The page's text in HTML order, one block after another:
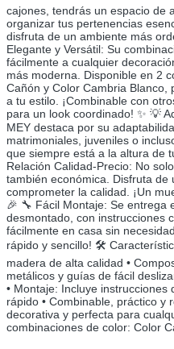
cajones, tendrás un espacio de
organizar tus pertenencias
disfruta de un ambiente más
Elegante y Versátil: Su
fácilmente a cualquier
más moderna. Disponible en 2
Cañón y Color Cambria Blanco,
a tu estilo. ¡Combinable con
para un look coordinado! ✨ 💡
MEY destaca por su
matrimoniales, juveniles o
que siempre está a la altura de
Relación Calidad-Precio: No
también económica. Disfruta de
comprometer la calidad. ¡Un
🎉 🔧 Fácil Montaje: Se entrega
desmontado, con instrucciones
fácilmente en casa sin
rápido y sencillo! 🛠️
madera de alta calidad •
metálicos y guías de fácil
• Montaje: Incluye
rápido • Combinable, práctico y
decorativa y perfecta para
combinaciones de color: Color